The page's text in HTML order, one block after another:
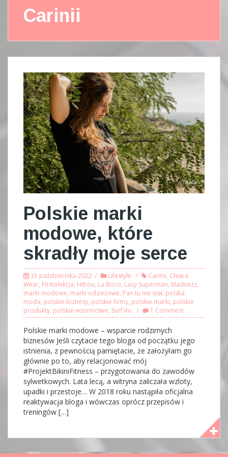
Carinii
Polskie marki
modowe, które
skradły moje serce
31 października 2022 Lifestyle Carinii, Chiara
Wear, Fit Kolekcja, Hibou, La Boco, Lazy Superman, Madnezz,
marki modowe, marki odzieżowe, Pan tu nie stał, polska
moda, polskie biznesy, polskie firmy, polskie marki, polskie
produkty, polskie wzornictwo, Surf Inc 1 Comment
Polskie marki modowe – wsparcie rodzimych
biznesów Jeśli czytacie tego bloga od początku jego
istnienia, z pewnością pamiętacie, że założyłam go
głównie po to, aby relacjonować mój
#ProjektBikiniFitness – przygotowania do zawodów
sylwetkowych. Lata lecą, a witryna zaliczała wzloty,
upadki i przestoje… W 2018 roku nastąpiła oficjalna
reaktywacja bloga i wówczas oprócz przepisów i
treningów […]